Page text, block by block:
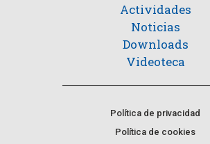
Actividades
Noticias
Downloads
Videoteca
Política de privacidad
Política de cookies